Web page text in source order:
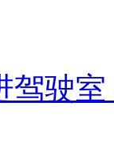
驾驶